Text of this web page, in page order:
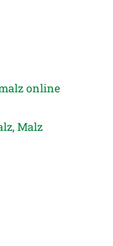
online
,Malz